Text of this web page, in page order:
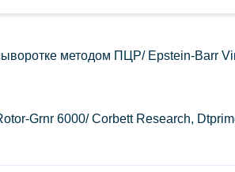
методом ПЦР/ Epstein-Barr
Grnr 6000/ Corbett Research,